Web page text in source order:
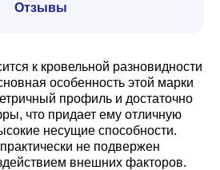
Отзывы
к кровельной разновидности
особенность этой марки
профиль и достаточно
что придает ему отличную
несущие способности.
не подвержен
внешних факторов.